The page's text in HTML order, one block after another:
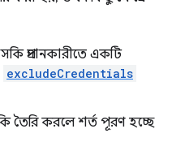
প্রদানকারীতে একটি
excludeCredentials
তৈরি করলে শর্ত পূরণ হচ্ছে